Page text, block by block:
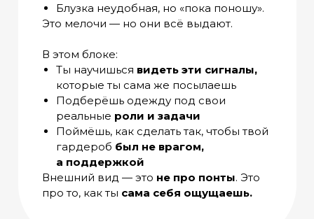
Блузка неудобная, но «пока поношу».
Это мелочи — но они всё выдают.
В этом блоке:
Ты научишься видеть эти сигналы,
которые ты сама же посылаешь
Подберёшь одежду под свои
реальные роли и задачи
Поймёшь, как сделать так, чтобы твой
гардероб был не врагом,
а поддержкой
Внешний вид — это не про понты. Это
про то, как ты сама себя ощущаешь.